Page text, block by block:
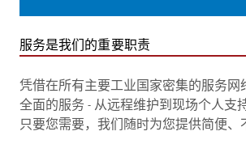
服务是我们的重要职责
凭借在所有主要工业国家密集的服务网
全面的服务 - 从远程维护到现场个人支持
只要您需要，我们随时为您提供简便、